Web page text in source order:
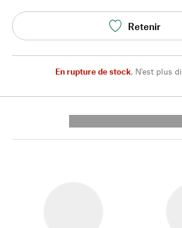
Retenir
En rupture de stock, N'est plus